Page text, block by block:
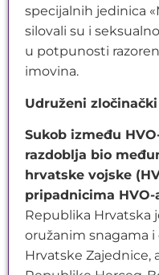
specijalnih jedinica
silovali su i
u potpunosti
imovina.
Udruženi
Sukob između
razdoblja bio
hrvatske vojske
pripadnicima HVO-
Republika Hrvatska
oružanim snagama
Hrvatske Zajednice,